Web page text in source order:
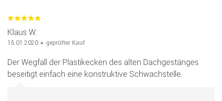
Klaus W.
15.01.2020 geprüfter Kauf
Der Wegfall der Plastikecken des alten Dachgestänges
beseitigt einfach eine konstruktive Schwachstelle.